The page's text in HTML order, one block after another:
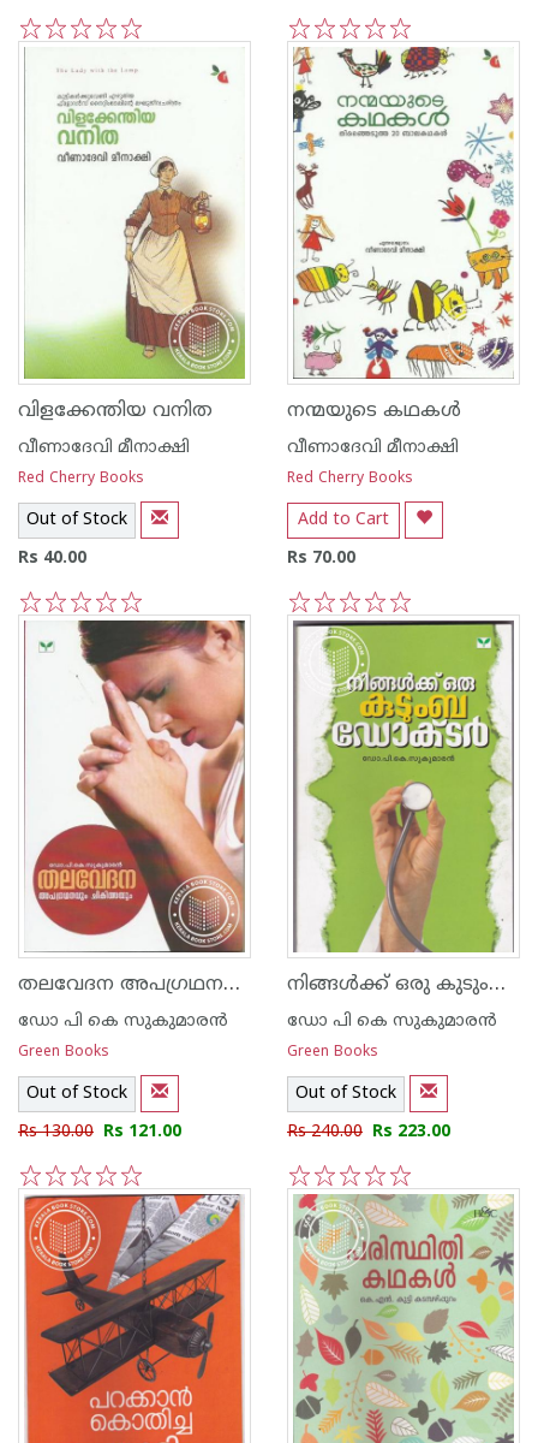
1 5
3
2
1
വിളക്കേന്തിയ വനിത
വീണാദേവി മീനാക്ഷി
Red Cherry Books
Out of Stock
Rs 40.00
5
4
3
1
നന്മയുടെ കഥകള്‍
വീണാദേവി മീനാക്ഷി
Red Cherry Books
Add to Cart
Rs 70.00
5
4
3
2
1
തലവേദന അപഗ്രഥനവും ചികിത്സയും
ഡോ പി കെ സുകുമാര‌ന്‍
Green Books
Out of Stock
Rs 130.00 Rs 121.00
5
4
3
2
1
നിങ്ങള്‍ക്ക് ഒരു കുടുംബ ഡോക്ടര്‍
ഡോ പി കെ സുകുമാര‌ന്‍
Green Books
Out of Stock
Rs 240.00 Rs 223.00
5
4
3
2
1